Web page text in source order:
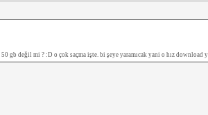
gb değil mi ? :D o çok saçma işte. bi şeye yaramıcak yani o hız download